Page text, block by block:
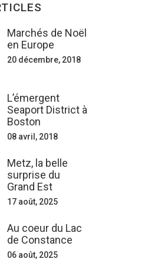
Marchés de Noël
en Europe
20 décembre, 2018
L’émergent
Seaport District à
Boston
08 avril, 2018
Metz, la belle
surprise du
Grand Est
17 août, 2025
Au coeur du Lac
de Constance
06 août, 2025